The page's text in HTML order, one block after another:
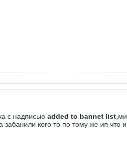
с надписью added to bannet list
забанили кого то по тому же ип